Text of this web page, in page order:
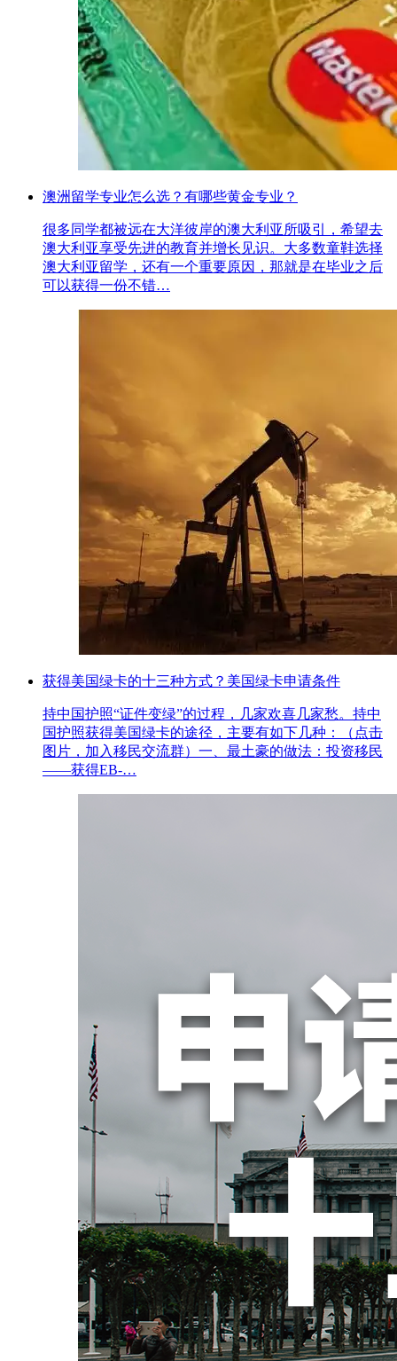
澳洲留学专业怎么选？有哪些黄金专业？
很多同学都被远在大洋彼岸的澳大利亚所吸引，希望去
澳大利亚享受先进的教育并增长见识。大多数童鞋选择
澳大利亚留学，还有一个重要原因，那就是在毕业之后
可以获得一份不错…
获得美国绿卡的十三种方式？美国绿卡申请条件
持中国护照“证件变绿”的过程，几家欢喜几家愁。持中
国护照获得美国绿卡的途径，主要有如下几种：（点击
图片，加入移民交流群）一、最土豪的做法：投资移民
——获得EB-…